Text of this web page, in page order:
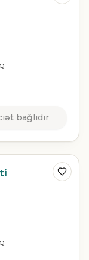
bağlıdır